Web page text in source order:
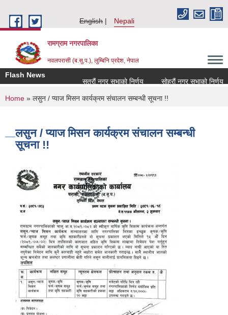
English
Nepali
रामग्राम नगरपालिका
नवलपरासी (ब.सु.प.), लुम्बिनि प्रदेश, नेपाल
Flash News
सत्रौं नगर सभाको निर्णय
सोह्रौं नगर सभाको निर्णय
You are here
Home » लसुन / प्याज मिसन कार्यक्रम संचालन सम्बन्धी सूचना !!
लसुन / प्याज मिसन कार्यक्रम संचालन सम्बन्धी
सूचना !!